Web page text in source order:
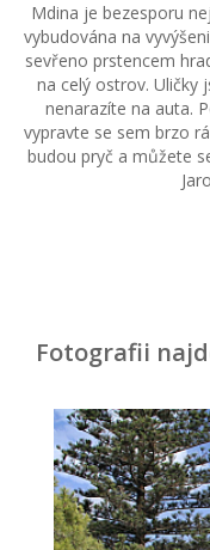
Mdina je bezesporu
vybudována na
sevřeno prstencem
na celý ostrov. Uličky
nenarazíte na auta.
vypravte se sem brzo
budou pryč a můžete
Fotografii